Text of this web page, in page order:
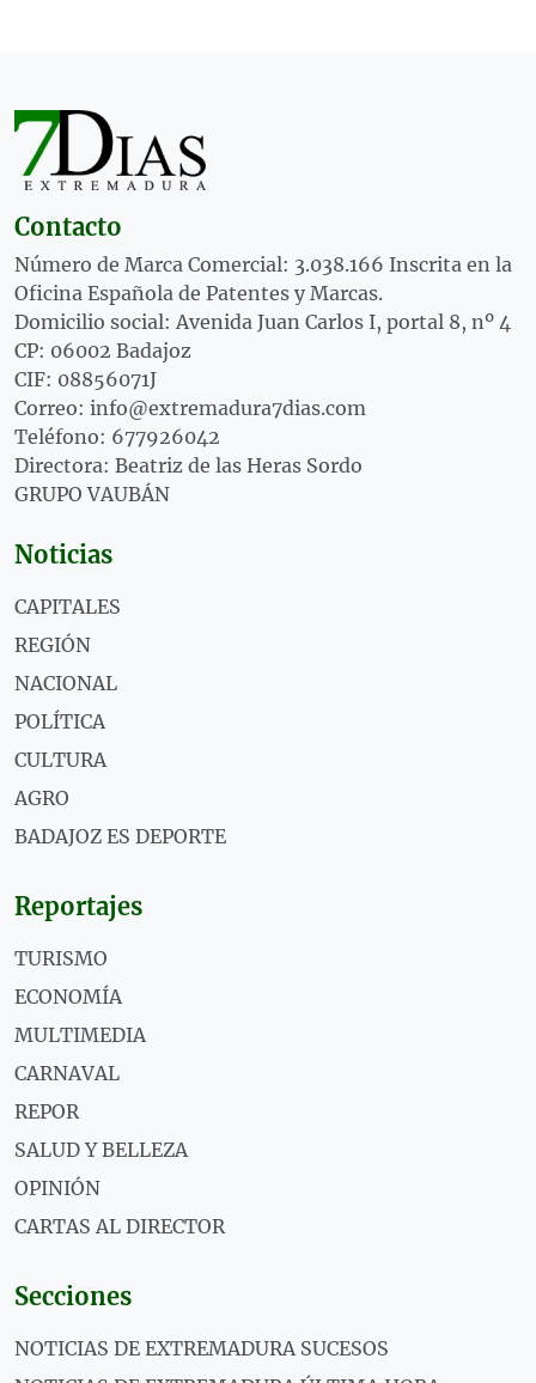
Contacto
Número de Marca Comercial: 3.038.166 Inscrita en la
Oficina Española de Patentes y Marcas.
Domicilio social: Avenida Juan Carlos I, portal 8, nº 4
CP: 06002 Badajoz
CIF: 08856071J
Correo: info@extremadura7dias.com
Teléfono: 677926042
Directora: Beatriz de las Heras Sordo
GRUPO VAUBÁN
Noticias
CAPITALES
REGIÓN
NACIONAL
POLÍTICA
CULTURA
AGRO
BADAJOZ ES DEPORTE
Reportajes
TURISMO
ECONOMÍA
MULTIMEDIA
CARNAVAL
REPOR
SALUD Y BELLEZA
OPINIÓN
CARTAS AL DIRECTOR
Secciones
NOTICIAS DE EXTREMADURA SUCESOS